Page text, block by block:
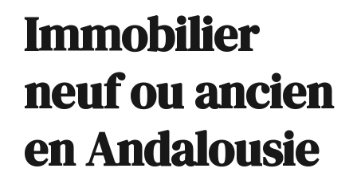
Immobilier
neuf ou ancien
en Andalousie